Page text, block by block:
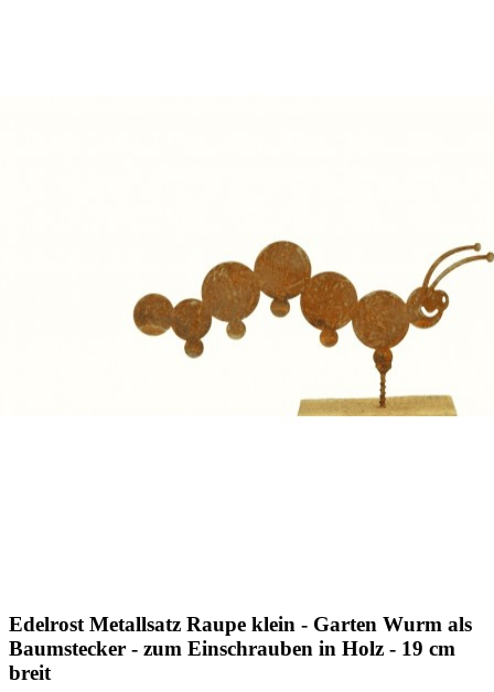
Edelrost Metallsatz Raupe klein - Garten Wurm als
Baumstecker - zum Einschrauben in Holz - 19 cm
breit